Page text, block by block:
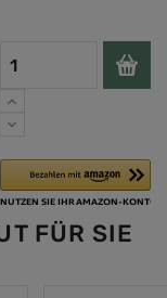
FÜR SIE